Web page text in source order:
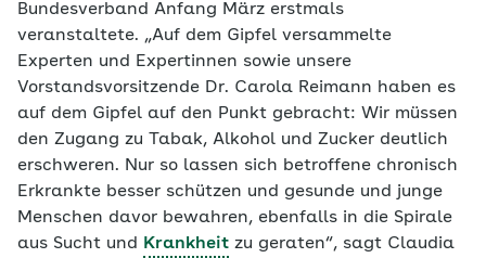
Bundesverband Anfang März erstmals
veranstaltete. „Auf dem Gipfel versammelte
Experten und Expertinnen sowie unsere
Vorstandsvorsitzende Dr. Carola Reimann haben es
auf dem Gipfel auf den Punkt gebracht: Wir müssen
den Zugang zu Tabak, Alkohol und Zucker deutlich
erschweren. Nur so lassen sich betroffene chronisch
Erkrankte besser schützen und gesunde und junge
Menschen davor bewahren, ebenfalls in die Spirale
aus Sucht und
Krankheit zu geraten“, sagt Claudia